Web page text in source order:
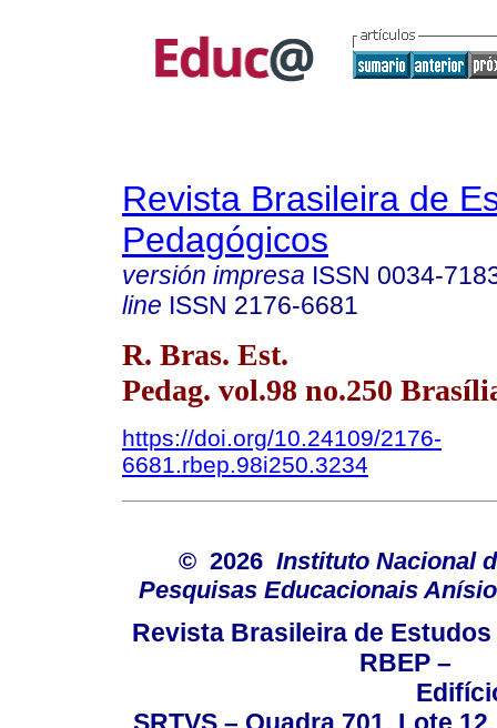
Revista Brasileira de
Pedagógicos
versión impresa ISSN 0034-
line ISSN 2176-6681
R. Bras. Est.
Pedag. vol.98 no.250
https://doi.org/10.24109/2176-
6681.rbep.98i250.3234
© 2026 Instituto Nacional
Pesquisas Educacionais
Revista Brasileira de
RBEP –
SRTVS – Quadra 701, Lote